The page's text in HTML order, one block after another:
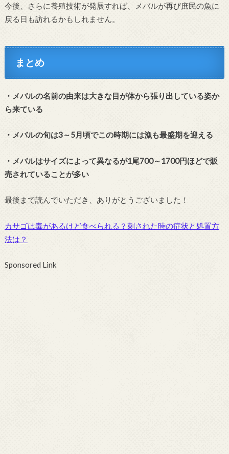
今後、さらに養殖技術が発展すれば、メバルが再び庶民の魚に
戻る日も訪れるかもしれません。
まとめ
・メバルの名前の由来は大きな目が体から張り出している姿か
ら来ている
・メバルの旬は3～5月頃でこの時期には漁も最盛期を迎える
・メバルはサイズによって異なるが1尾700～1700円ほどで販
売されていることが多い
最後まで読んでいただき、ありがとうございました！
カサゴは毒があるけど食べられる？刺された時の症状と処置方
法は？
Sponsored Link